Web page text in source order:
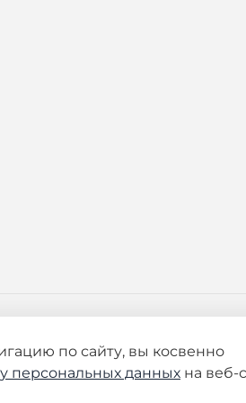
по сайту, вы косвенно
персональных данных на веб-